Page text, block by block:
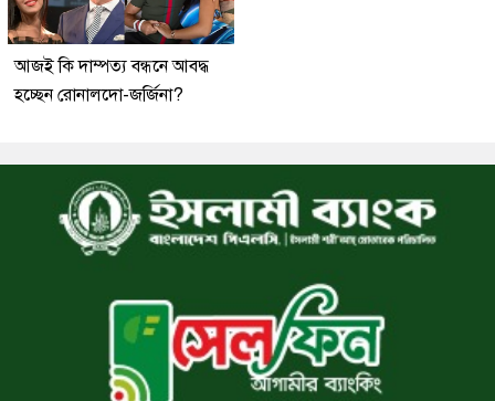
আজই কি দাম্পত্য বন্ধনে আবদ্ধ
হচ্ছেন রোনালদো-জর্জিনা?